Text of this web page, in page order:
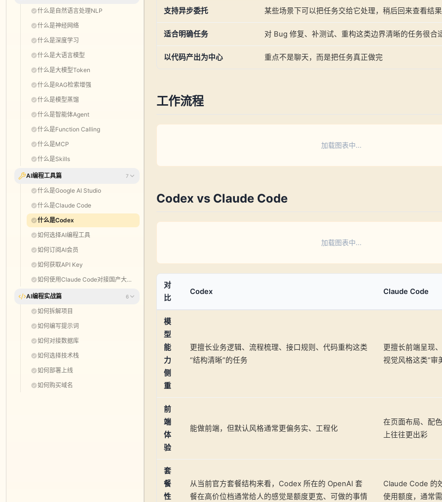
什么是自然语言处理NLP
什么是神经网络
什么是深度学习
什么是大语言模型
什么是大模型Token
什么是RAG检索增强
什么是模型蒸馏
什么是智能体Agent
什么是Function Calling
什么是MCP
什么是Skills
AI编程工具篇 7
什么是Google AI Studio
什么是Claude Code
什么是Codex
如何选择AI编程工具
如何订阅AI会员
如何获取API Key
如何使用Claude Code对接国产大模型
AI编程实战篇 6
如何拆解项目
如何编写提示词
如何对接数据库
如何选择技术栈
如何部署上线
如何购买域名
支持异步委托 某些场景下可以把任务交给它处理，稍后回来查看结果
适合明确任务 对 Bug 修复、补测试、重构这类边界清晰的任务很合
以代码产出为中心 重点不是聊天，而是把任务真正做完
工作流程
加载图表中...
Codex vs Claude Code
加载图表中...
对
比
Codex Claude Code
模
型
能
力
侧
重
更擅长业务逻辑、流程梳理、接口规则、代码重构这类
“结构清晰”的任务
更擅长前端呈现
视觉风格这类“审
前
端
体
验
能做前端，但默认风格通常更偏务实、工程化
在页面布局、配
上往往更出彩
套
餐
性
从当前官方套餐结构来看，Codex 所在的 OpenAI 套
餐在高价位档通常给人的感觉是额度更宽、可做的事情
Claude Code 的
使用额度，通常